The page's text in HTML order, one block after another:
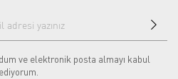
ve elektronik posta almayı kabul
ediyorum.